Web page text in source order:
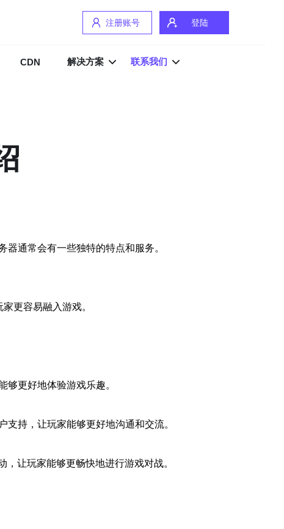
注册账号 登陆
CDN 解决方案 联系我们
通常会有一些独特的特点和服务。
更容易融入游戏。
更好地体验游戏乐趣。
持，让玩家能够更好地沟通和交流。
让玩家能够更畅快地进行游戏对战。